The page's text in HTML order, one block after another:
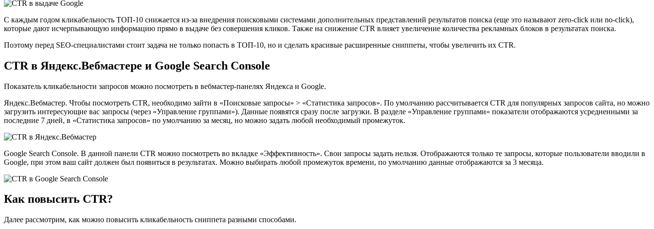
С каждым годом кликабельность ТОП-10 снижается из-за внедрения поисковыми системами дополнительных представлений результатов поиска (еще это называют zero-click или no-click),
которые дают исчерпывающую информацию прямо в выдаче без совершения кликов. Также на снижение CTR влияет увеличение количества рекламных блоков в результатах поиска.
Поэтому перед SEO-специалистами стоит задача не только попасть в ТОП-10, но и сделать красивые расширенные сниппеты, чтобы увеличить их CTR.
CTR в Яндекс.Вебмастере и Google Search Console
Показатель кликабельности запросов можно посмотреть в вебмастер-панелях Яндекса и Google.
Яндекс.Вебмастер. Чтобы посмотреть CTR, необходимо зайти в «Поисковые запросы» > «Статистика запросов». По умолчанию рассчитывается CTR для популярных запросов сайта, но можно
загрузить интересующие вас запросы (через «Управление группами»). Данные появятся сразу после загрузки. В разделе «Управление группами» показатели отображаются усредненными за
последние 7 дней, в «Статистика запросов» по умолчанию за месяц, но можно задать любой необходимый промежуток.
Google Search Console. В данной панели CTR можно посмотреть во вкладке «Эффективность». Свои запросы задать нельзя. Отображаются только те запросы, которые пользователи вводили в
Google, при этом ваш сайт должен был появиться в результатах. Можно выбирать любой промежуток времени, по умолчанию данные отображаются за 3 месяца.
Как повысить CTR?
Далее рассмотрим, как можно повысить кликабельность сниппета разными способами.